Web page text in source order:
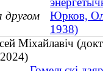
Юрков,
1938)
Мiхайлавiч